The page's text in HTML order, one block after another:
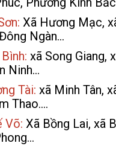
Xã Hương Mạc,
Ngàn…
xã Song Giang,
Ninh…
Tài: xã Minh Tân,
Thao….
Võ: Xã Bồng Lai, xã